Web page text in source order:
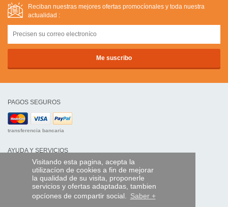
Visitando esta pagina, acepta la
utilizacíon de cookies a fin de mejorar
la qualidad de su visita, proponerle
servicios y ofertas adaptadas, tambien
opcíones de compartir social. Saber +
Reciban nuestras mejores ofertas promocíonales y toda nuestra
actualidad :
PAGOS SEGUROS
transferencia bancaria
AYUDA Y SERVICIOS
Localice su envío
MANDO EXPRESS
¿Quiénes somos?